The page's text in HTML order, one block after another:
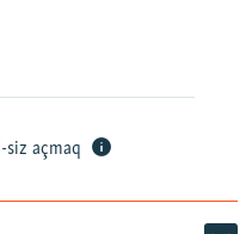
siz açmaq